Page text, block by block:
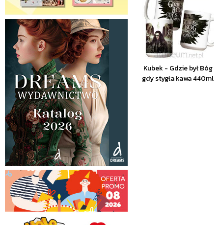
Kubek - Gdzie był Bóg
gdy stygła kawa 440ml